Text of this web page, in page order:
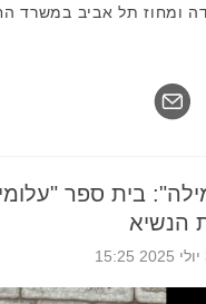
ומחוז תל אביב במשרד
בית ספר
הנשיא